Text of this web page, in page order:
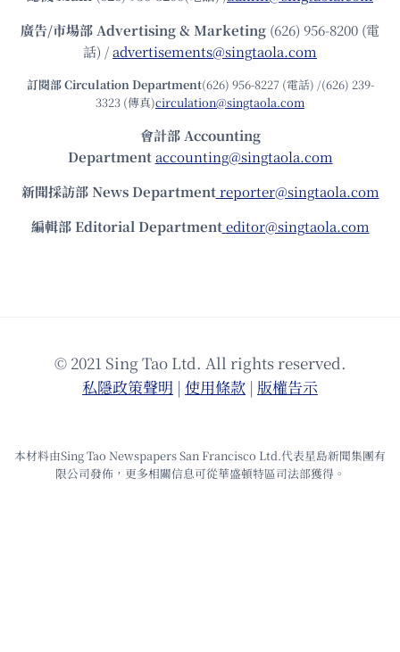
廣告/市場部Advertising & Marketing (626) 956-8200 (電
話) /advertisements@singtaola.com
訂閱部 Circulation Department(626) 956-8227 (電話) /(626) 239-
3323 (傳真)circulation@singtaola.com
會計部 Accounting
Department accounting@singtaola.com
新聞採訪部 News Department reporter@singtaola.com
編輯部 Editorial Department editor@singtaola.com
© 2021 Sing Tao Ltd. All rights reserved.
私隱政策聲明 | 使⽤條款 | 版權告⽰
本材料由Sing Tao Newspapers San Francisco Ltd.代表星島新聞集團有
限公司發佈，更多相關信息可從華盛頓特區司法部獲得。